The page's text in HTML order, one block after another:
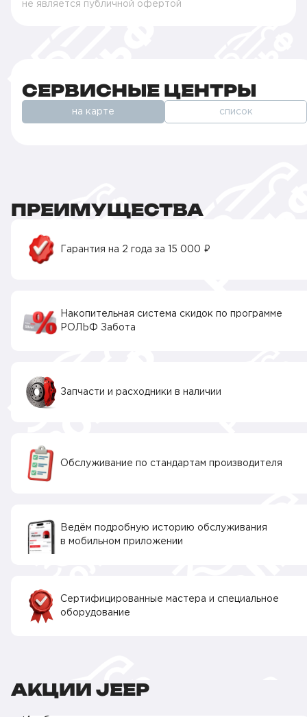
не является публичной офертой
СЕРВИСНЫЕ ЦЕНТРЫ
на карте список
ПРЕИМУЩЕСТВА
Гарантия на 2 года за 15 000 ₽
Накопительная система скидок по программе
РОЛЬФ Забота
Запчасти и расходники в наличии
Обслуживание по стандартам производителя
Ведём подробную историю обслуживания
в мобильном приложении
Сертифицированные мастера и специальное
оборудование
АКЦИИ JEEP